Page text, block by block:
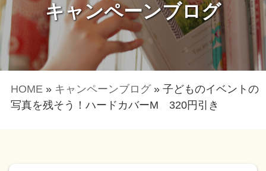
キャンペーンブログ
HOME » キャンペーンブログ » 子どものイベントの
写真を残そう！ハードカバーM 320円引き